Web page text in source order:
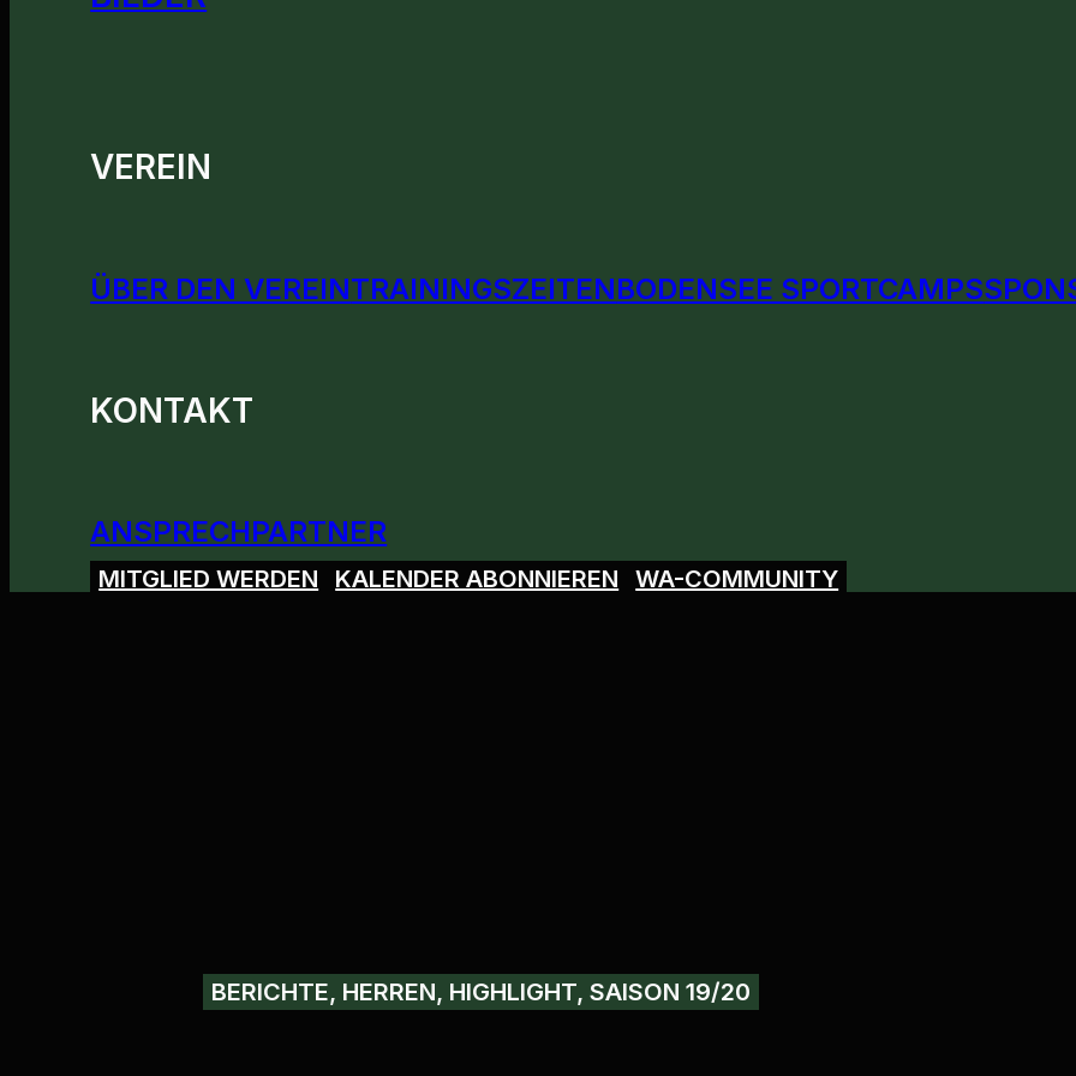
VEREIN
ÜBER DEN VEREINTRAININGSZEITENBODENSEE SPORTCAMPS
KONTAKT
ANSPRECHPARTNER
MITGLIED WERDEN KALENDER ABONNIEREN WA-COMMUNITY
BERICHTE, HERREN, HIGHLIGHT, SAISON 19/20